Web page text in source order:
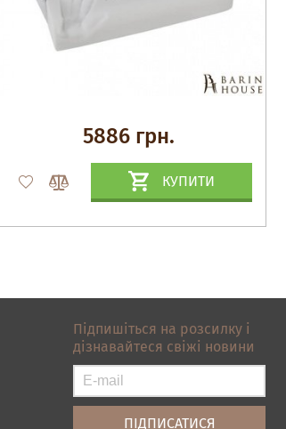
5886 грн.
КУПИТИ
Підпишіться на розсилку і
дізнавайтеся свіжі новини